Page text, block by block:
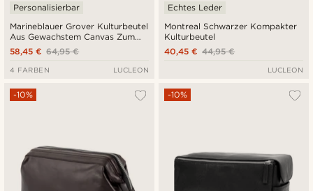
Marineblauer Grover Kulturbeutel
Aus Gewachstem Canvas Zum
Aufhängen
Personalisierbar
64,95 €
58,45 €
4 FARBEN LUCLEON
Montreal Schwarzer Kompakter
Kulturbeutel
Echtes Leder
44,95 €
40,45 €
LUCLEON
-10% -10%